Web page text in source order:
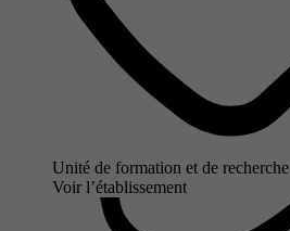
Unité de formation et de recherche
Voir l’établissement